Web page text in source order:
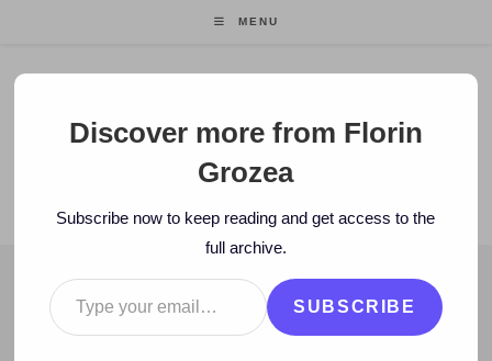
MENU
Florin Grozea
ENTREPRENEUR. FOUNDER/CEO MOCAPP.
BLOG
2012 > March > 13 > www EDUCATION: TED Ed – cursuri
Discover more from Florin
Grozea
Subscribe now to keep reading and get access to the
full archive.
Type your email…
SUBSCRIBE